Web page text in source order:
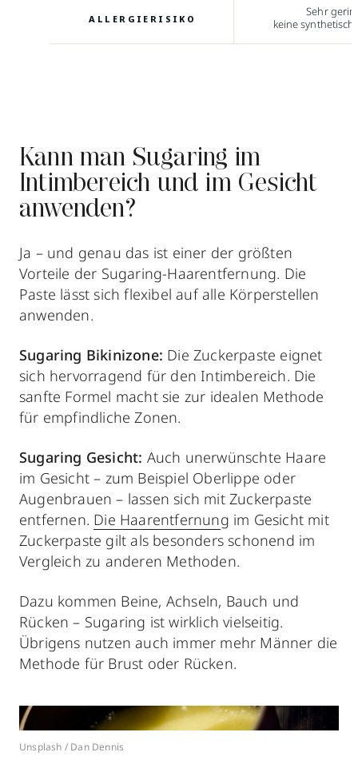
ALLERGIERISIKO
Sehr
keine
Kann man Sugaring im
Intimbereich und im Gesicht
anwenden?
Ja – und genau das ist einer der größten
Vorteile der Sugaring-Haarentfernung. Die
Paste lässt sich flexibel auf alle Körperstellen
anwenden.
Sugaring Bikinizone: Die Zuckerpaste eignet
sich hervorragend für den Intimbereich. Die
sanfte Formel macht sie zur idealen Methode
für empfindliche Zonen.
Sugaring Gesicht: Auch unerwünschte Haare
im Gesicht – zum Beispiel Oberlippe oder
Augenbrauen – lassen sich mit Zuckerpaste
entfernen. Die Haarentfernung im Gesicht mit
Zuckerpaste gilt als besonders schonend im
Vergleich zu anderen Methoden.
Dazu kommen Beine, Achseln, Bauch und
Rücken – Sugaring ist wirklich vielseitig.
Übrigens nutzen auch immer mehr Männer die
Methode für Brust oder Rücken.
Unsplash / Dan Dennis